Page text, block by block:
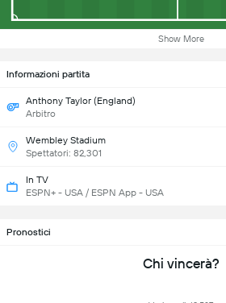
Show More
Informazioni partita
Anthony Taylor (England)
Arbitro
Wembley Stadium
Spettatori: 82,301
In TV
ESPN+ - USA / ESPN App - USA
Pronostici
Chi vincerà?